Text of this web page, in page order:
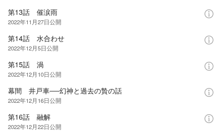
第13話 催涙雨
2022年11月27日公開
第14話 水合わせ
2022年12月5日公開
第15話 渦
2022年12月10日公開
幕間 井戸車──幻神と過去の贄の話
2022年12月16日公開
第16話 融解
2022年12月22日公開